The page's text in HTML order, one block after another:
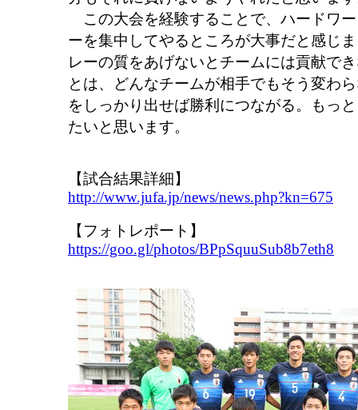
この大会を経験することで、ハードワ
ーを集中してやるところが大事だと感じ
レーの質をあげないとチームには貢献で
とは、どんなチームが相手でもそう変わ
をしっかり出せば勝利につながる。もっ
たいと思います。
【試合結果詳細】
http://www.jufa.jp/news/news.php?kn=675
【フォトレポート】
https://goo.gl/photos/BPpSquuSub8b7eth8